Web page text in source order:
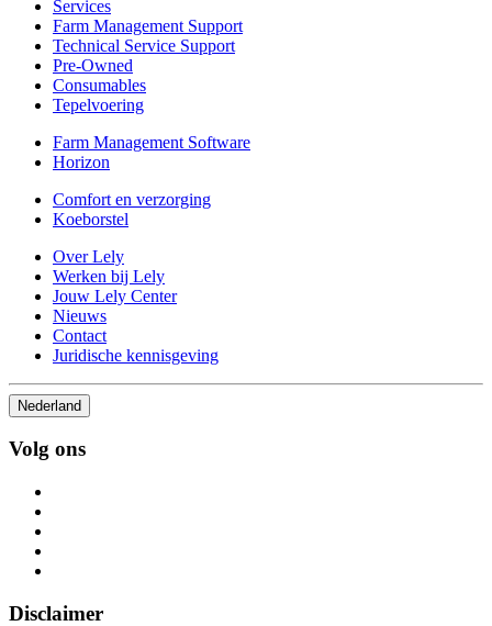
Services
Farm Management Support
Technical Service Support
Pre-Owned
Consumables
Tepelvoering
Farm Management Software
Horizon
Comfort en verzorging
Koeborstel
Over Lely
Werken bij Lely
Jouw Lely Center
Nieuws
Contact
Juridische kennisgeving
Nederland
Volg ons
Disclaimer